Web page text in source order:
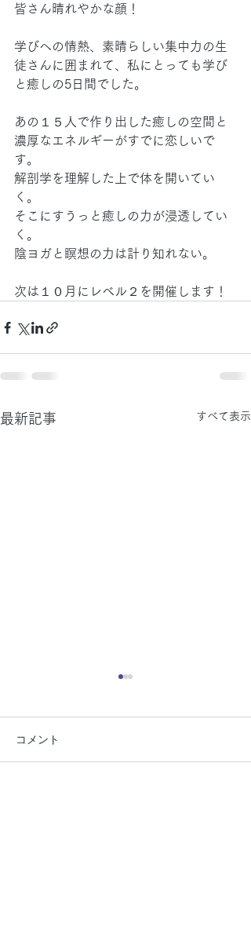
皆さん晴れやかな顔！
学びへの情熱、素晴らしい集中力の生
徒さんに囲まれて、私にとっても学び
と癒しの5日間でした。
あの１５人で作り出した癒しの空間と
濃厚なエネルギーがすでに恋しいで
す。
解剖学を理解した上で体を開いてい
く。
そこにすうっと癒しの力が浸透してい
く。
陰ヨガと瞑想の力は計り知れない。
次は１０月にレベル２を開催します！
最新記事 すべて表示
コメント